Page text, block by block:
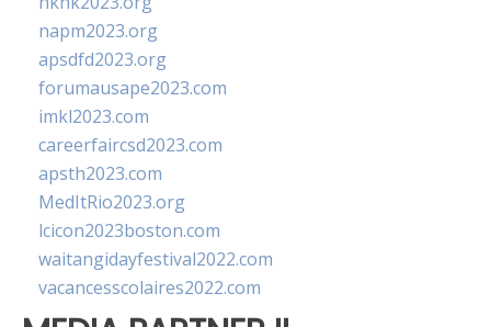
napm2023.org
apsdfd2023.org
forumausape2023.com
imkl2023.com
careerfaircsd2023.com
apsth2023.com
MedItRio2023.org
lcicon2023boston.com
waitangidayfestival2022.com
vacancesscolaires2022.com